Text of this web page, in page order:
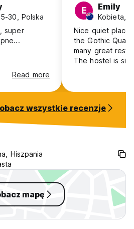
(Auto-translated from original
30, Polska
super
Read more
E Emily
Nice quiet place
the Gothic
many great
The hostel is
would stay again
wszystkie recenzje
Hiszpania
mapę